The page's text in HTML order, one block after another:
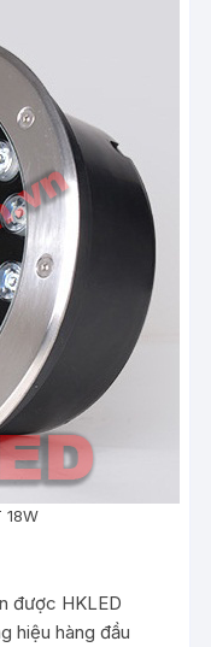
18W
được HKLED
hiệu hàng đầu